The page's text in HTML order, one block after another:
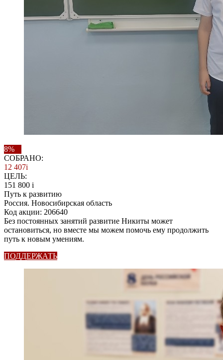
8%
СОБРАНО:
12 407i
ЦЕЛЬ:
151 800 i
Путь к развитию
Россия. Новосибирская область
Код акции: 206640
Без постоянных занятий развитие Никиты может
остановиться, но вместе мы можем помочь ему продолжить
путь к новым умениям.
ПОДДЕРЖАТЬ